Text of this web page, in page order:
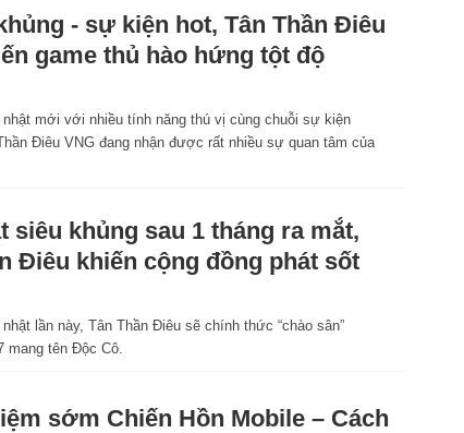
- sự kiện hot, Tân Thần Điêu
game thủ hào hứng tột độ
nhật mới với nhiều tính năng thú vị cùng chuỗi sự kiện
Điêu VNG đang nhận được rất nhiều sự quan tâm của
siêu khủng sau 1 tháng ra mắt,
Điêu khiến cộng đồng phát sốt
lần này, Tân Thần Điêu sẽ chính thức “chào sân”
mang tên Độc Cô.
sớm Chiến Hồn Mobile – Cách